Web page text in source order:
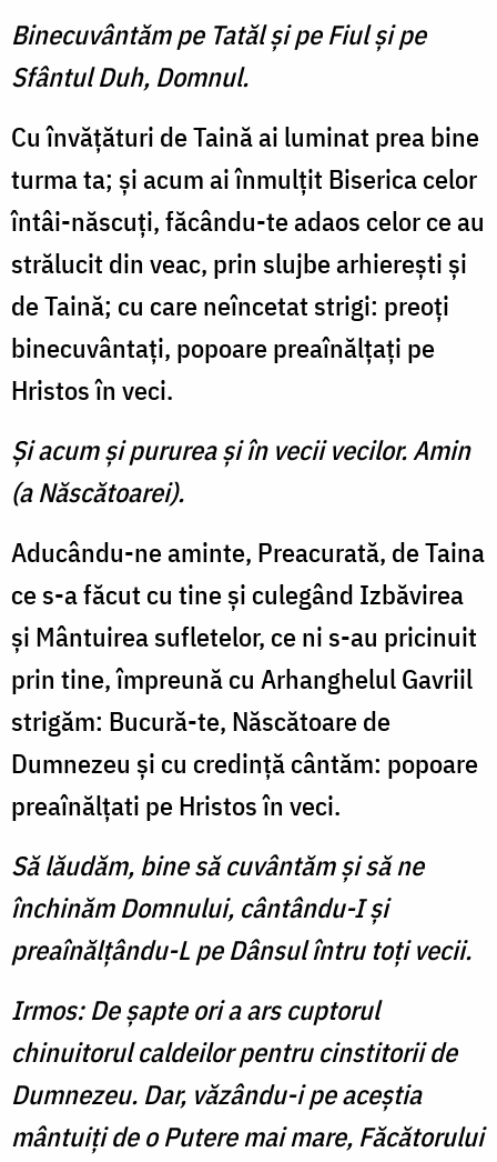
Binecuvântăm pe Tatăl şi pe Fiul şi pe
Sfântul Duh, Domnul.
Cu învăţături de Taină ai luminat prea bine
turma ta; şi acum ai înmulţit Biserica celor
întâi-născuţi, făcându-te adaos celor ce au
strălucit din veac, prin slujbe arhiereşti şi
de Taină; cu care neîncetat strigi: preoţi
binecuvântaţi, popoare preaînălţaţi pe
Hristos în veci.
Şi acum şi pururea şi în vecii vecilor. Amin
(a Născătoarei).
Aducându-ne aminte, Preacurată, de Taina
ce s-a făcut cu tine şi culegând Izbăvirea
şi Mântuirea sufletelor, ce ni s-au pricinuit
prin tine, împreună cu Arhanghelul Gavriil
strigăm: Bucură-te, Născătoare de
Dumnezeu şi cu credinţă cântăm: popoare
preaînălţati pe Hristos în veci.
Să lăudăm, bine să cuvântăm şi să ne
închinăm Domnului, cântându-I şi
preaînălţându-L pe Dânsul întru toţi vecii.
Irmos: De şapte ori a ars cuptorul
chinuitorul caldeilor pentru cinstitorii de
Dumnezeu. Dar, văzându-i pe aceştia
mântuiţi de o Putere mai mare, Făcătorului